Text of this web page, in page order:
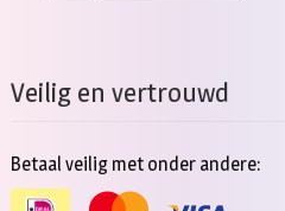
Veilig en vertrouwd
Betaal veilig met onder andere: